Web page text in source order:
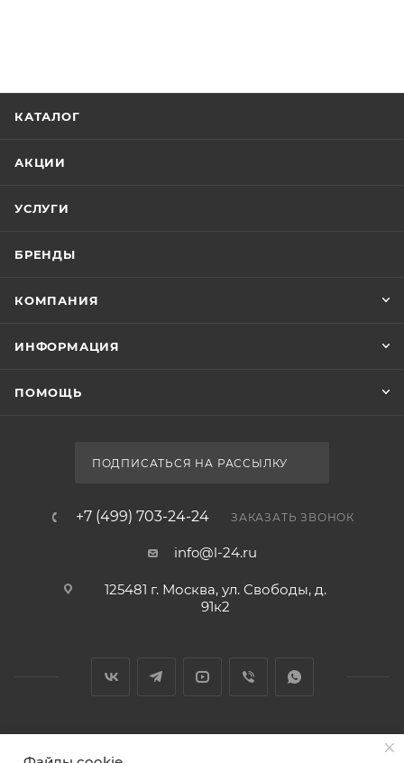
КАТАЛОГ
АКЦИИ
УСЛУГИ
БРЕНДЫ
КОМПАНИЯ
ИНФОРМАЦИЯ
ПОМОЩЬ
ПОДПИСАТЬСЯ НА РАССЫЛКУ
+7 (499) 703-24-24 ЗАКАЗАТЬ ЗВОНОК
info@l-24.ru
125481 г. Москва, ул. Свободы, д.
91к2